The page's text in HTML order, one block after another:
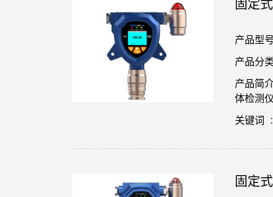
产品型
产品分
产品简
体检测
关键词
固定